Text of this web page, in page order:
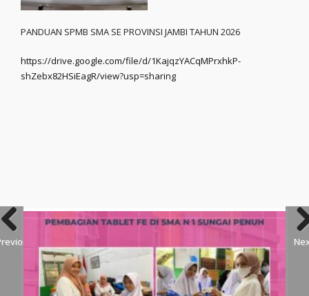
PANDUAN SPMB SMA SE PROVINSI JAMBI TAHUN 2026
https://drive.google.com/file/d/1KajqzYACqMPrxhkP-
shZebx82HSiEagR/view?usp=sharing